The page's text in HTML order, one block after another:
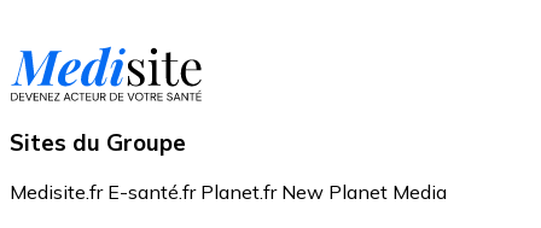
Sites du Groupe
Medisite.fr E-santé.fr Planet.fr New Planet Media